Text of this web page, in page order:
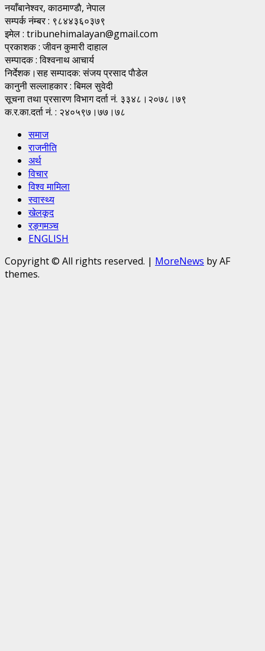
नयाँबानेश्वर, काठमाण्डाै, नेपाल
सम्पर्क नंम्बर : ९८४४३६०३७९
इमेल : tribunehimalayan@gmail.com
प्रकाशक : जीवन कुमारी दाहाल
सम्पादक : विश्वनाथ आचार्य
निर्देशक।सह सम्पादक: संजय प्रसाद पाैडेल
कानुनी सल्लाहकार : बिमल सुवेदी
सूचना तथा प्रसारण विभाग दर्ता नं. ३३४८।२०७८।७९
क.र.का.दर्ता नं. : २४०५९७।७७।७८
समाज
राजनीति
अर्थ
विचार
विश्व मामिला
स्वास्थ्य
खेलकूद
रङ्गमञ्च
ENGLISH
Copyright © All rights reserved. | MoreNews by AF
themes.